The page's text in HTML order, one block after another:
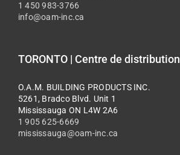
1 450 983-3766
info@oam-inc.ca
TORONTO | Centre de distribution
O.A.M. BUILDING PRODUCTS INC.
5261, Bradco Blvd. Unit 1
Mississauga ON L4W 2A6
1 905 625-6669
mississauga@oam-inc.ca